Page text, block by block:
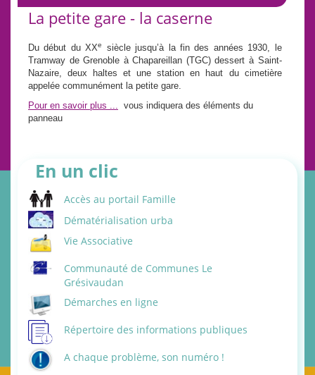
La petite gare - la caserne
Du début du XXe
siècle jusqu’à la fin des années 1930, le
Tramway de Grenoble à Chapareillan (TGC) dessert à Saint-
Nazaire, deux haltes et une station en haut du cimetière
appelée communément la petite gare.
Pour en savoir plus ...
vous indiquera des éléments du
panneau
En un clic
Accès au portail Famille
Dématérialisation urba
Vie Associative
Communauté de Communes Le
Grésivaudan
Démarches en ligne
Répertoire des informations publiques
A chaque problème, son numéro !